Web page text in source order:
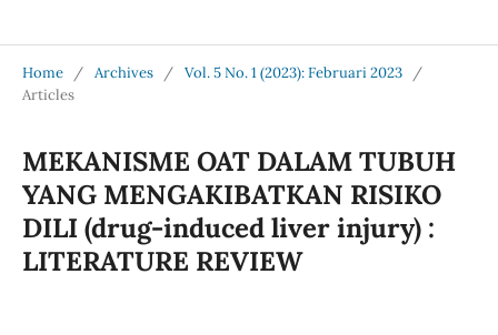
Home / Archives / Vol. 5 No. 1 (2023): Februari 2023
/
Articles
MEKANISME OAT DALAM TUBUH
YANG MENGAKIBATKAN RISIKO
DILI (drug-induced liver injury) :
LITERATURE REVIEW